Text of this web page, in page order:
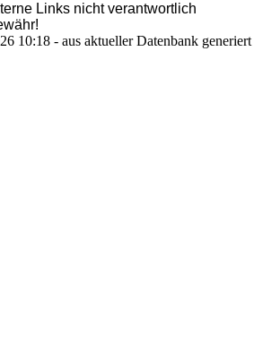
Links nicht verantwortlich
10:18 - aus aktueller Datenbank generiert